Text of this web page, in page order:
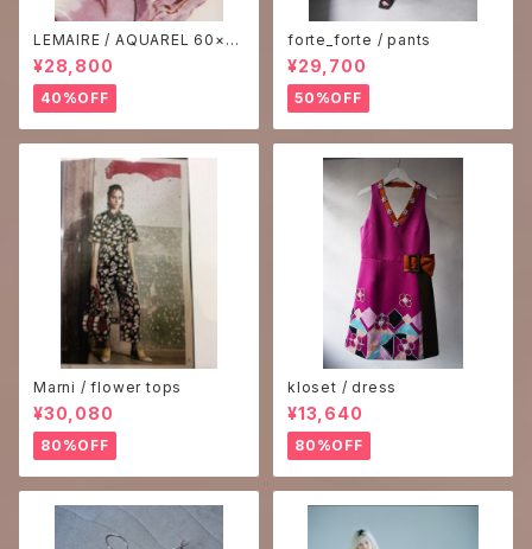
LEMAIRE / AQUAREL 60×6
0 SCARF
¥28,800
40%OFF
forte_forte / pants
¥29,700
50%OFF
Marni / flower tops
¥30,080
80%OFF
kloset / dress
¥13,640
80%OFF